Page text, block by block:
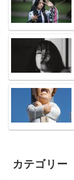
カテゴリー